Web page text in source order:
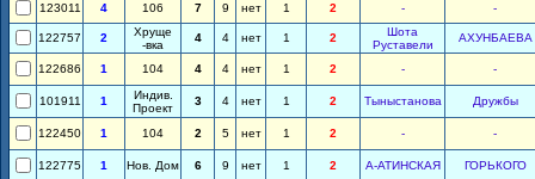
123011 4 106 7 9 нет 1 2 - -
122757 2
Хруще
-вка
4 4 нет 1 2
Шота
Руставели
АХУНБАЕВА
122686 1 104 4 4 нет 1 2 - -
101911 1
Индив.
Проект
3 4 нет 1 2 Тыныстанова Дружбы
122450 1 104 2 5 нет 1 2 - -
122775 1 Нов. Дом 6 9 нет 1 2 А-АТИНСКАЯ ГОРЬКОГО